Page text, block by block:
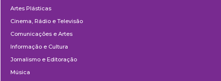
Artes Plásticas
Cinema, Rádio e Televisão
Comunicações e Artes
Informação e Cultura
Jornalismo e Editoração
Música